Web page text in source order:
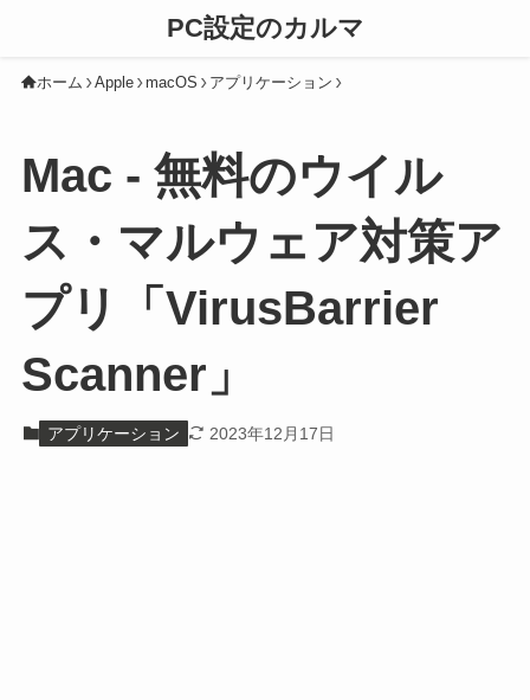
PC設定のカルマ
ホーム Apple macOS アプリケーション
Mac - 無料のウイル
ス・マルウェア対策ア
プリ「VirusBarrier
Scanner」
アプリケーション 2023年12月17日